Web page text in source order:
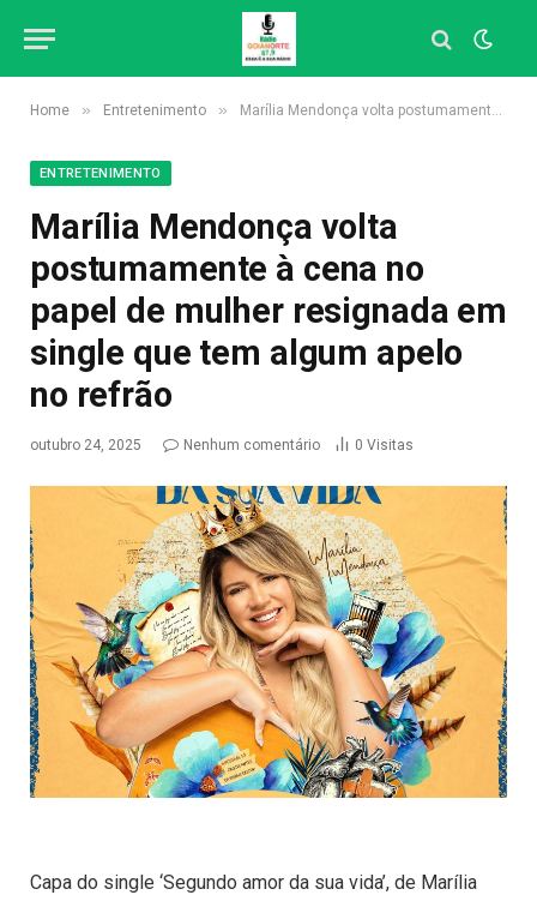
Home » Entretenimento » Marília Mendonça volta postumamente à cena no papel de mulher resignada em single que tem algum apelo no refrão
ENTRETENIMENTO
Marília Mendonça volta
postumamente à cena no
papel de mulher resignada em
single que tem algum apelo
no refrão
outubro 24, 2025 Nenhum comentário 0 Visitas
Capa do single ‘Segundo amor da sua vida’, de Marília